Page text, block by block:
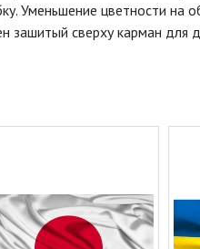
Уменьшение цветности на
зашитый сверху карман